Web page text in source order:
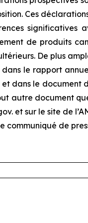
Ces
significatives
de produits
De plus
le rapport
et dans le document
autre document
et sur le site de
communiqué de